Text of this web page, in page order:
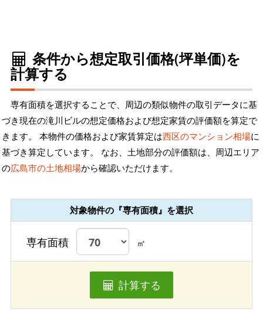
条件から想定取引価格(坪単価)を
計算する
専有面積を選択することで、周辺の類似物件の取引データに基
づき現在の滝川ビルの想定価格および想定家賃の評価額を算定で
きます。 本物件の価格および家賃算定は西区のマンション相場に
基づき算定しています。 なお、土地部分の評価額は、周辺エリア
の広島市の土地相場から確認いただけます。
対象物件の『専有面積』を選択
専有面積 ㎡
計算する